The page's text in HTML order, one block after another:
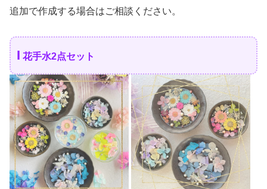
追加で作成する場合はご相談ください。
I 花手水2点セット